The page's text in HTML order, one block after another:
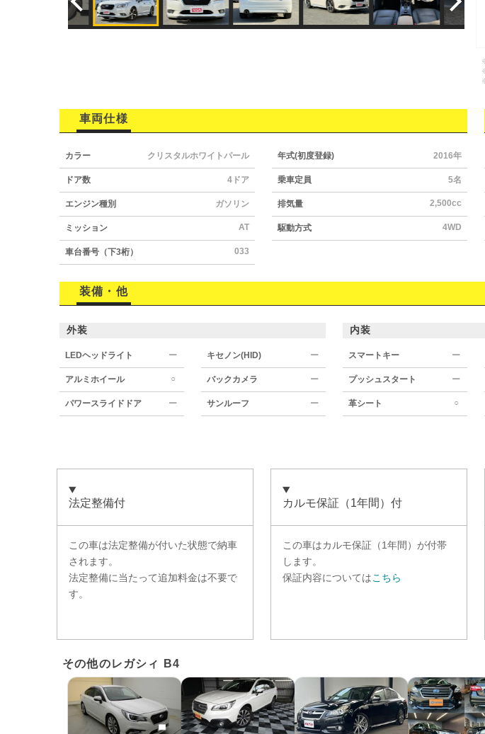
車両仕様
カラー クリスタルホワイトパール 年式(初度登録) 2016年
ドア数 4ドア 乗車定員 5名
エンジン種別 ガソリン 排気量 2,500cc
ミッション AT 駆動方式 4WD
車台番号（下3桁） 033
装備・他
外装
LEDヘッドライト ー キセノン(HID) ー
アルミホイール ○ バックカメラ ー
パワースライドドア ー サンルーフ ー
内装
スマートキー ー
プッシュスタート ー
革シート ○
法定整備付
この車は法定整備が付いた状態で納車
されます。
法定整備に当たって追加料金は不要で
す。
カルモ保証（1年間）付
この車はカルモ保証（1年間） が付帯
します。
保証内容についてはこちら
その他のレガシィ B4